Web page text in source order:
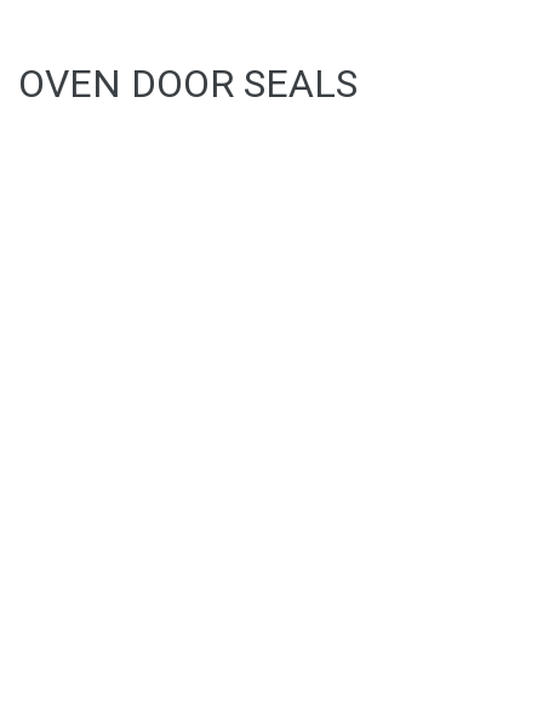
OVEN DOOR SEALS